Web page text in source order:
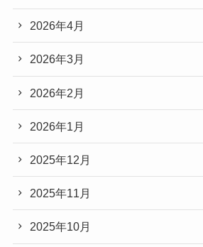
2026年4月
2026年3月
2026年2月
2026年1月
2025年12月
2025年11月
2025年10月